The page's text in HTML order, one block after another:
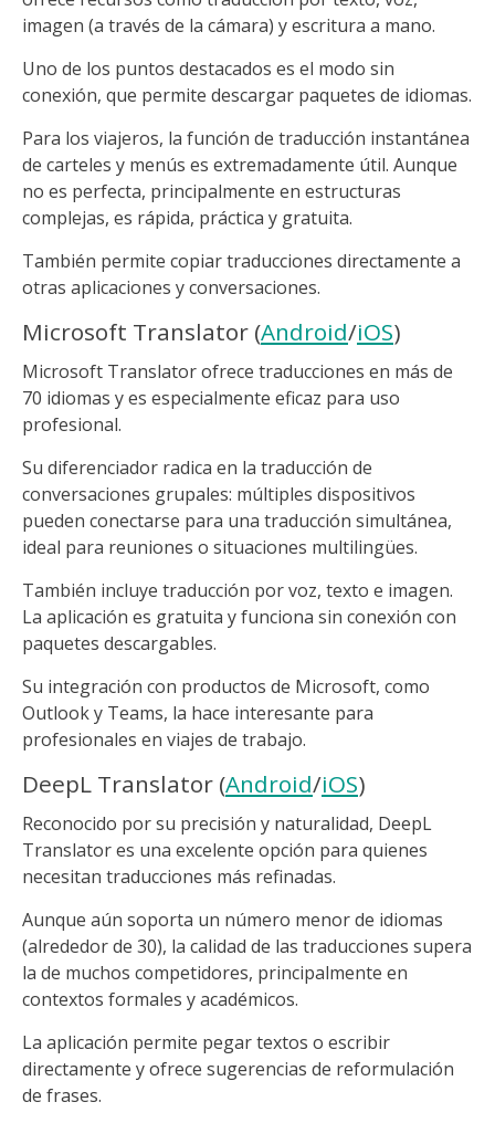
imagen (a través de la cámara) y escritura a mano.
Uno de los puntos destacados es el modo sin
conexión, que permite descargar paquetes de idiomas.
Para los viajeros, la función de traducción instantánea
de carteles y menús es extremadamente útil. Aunque
no es perfecta, principalmente en estructuras
complejas, es rápida, práctica y gratuita.
También permite copiar traducciones directamente a
otras aplicaciones y conversaciones.
Microsoft Translator (Android/iOS)
Microsoft Translator ofrece traducciones en más de
70 idiomas y es especialmente eficaz para uso
profesional.
Su diferenciador radica en la traducción de
conversaciones grupales: múltiples dispositivos
pueden conectarse para una traducción simultánea,
ideal para reuniones o situaciones multilingües.
También incluye traducción por voz, texto e imagen.
La aplicación es gratuita y funciona sin conexión con
paquetes descargables.
Su integración con productos de Microsoft, como
Outlook y Teams, la hace interesante para
profesionales en viajes de trabajo.
DeepL Translator (Android/iOS)
Reconocido por su precisión y naturalidad, DeepL
Translator es una excelente opción para quienes
necesitan traducciones más refinadas.
Aunque aún soporta un número menor de idiomas
(alrededor de 30), la calidad de las traducciones supera
la de muchos competidores, principalmente en
contextos formales y académicos.
La aplicación permite pegar textos o escribir
directamente y ofrece sugerencias de reformulación
de frases.